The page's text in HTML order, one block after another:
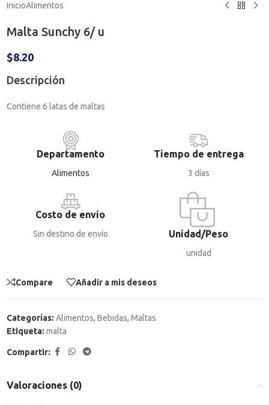
InicioAlimentos
Malta Sunchy 6/ u
$8.20
Descripción
Contiene 6 latas de maltas
Departamento
Alimentos
Tiempo de entrega
3 días
Costo de envío
Sin destino de envío Unidad/Peso
unidad
Compare Añadir a mis deseos
Categorías: Alimentos, Bebidas, Maltas
Etiqueta: malta
Compartir:
Valoraciones (0)